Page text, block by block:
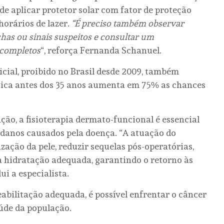
aplicar protetor solar com fator de proteção
de lazer. “É preciso também observar
ou sinais suspeitos e consultar um
“, reforça Fernanda Schanuel.
proibido no Brasil desde 2009, também
antes dos 35 anos aumenta em 75% as chances
a fisioterapia dermato-funcional é essencial
causados pela doença. “A atuação do
da pele, reduzir sequelas pós-operatórias,
hidratação adequada, garantindo o retorno às
a especialista.
adequada, é possível enfrentar o câncer
da população.